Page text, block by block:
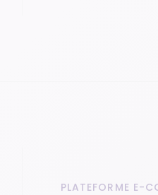
PLATEFORME E-